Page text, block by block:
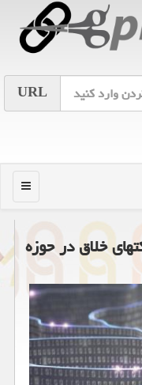
URL
منو
خلاق در حوزه